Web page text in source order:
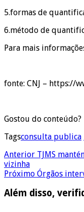
5.formas de
6.método de
Para mais
fonte: CNJ – https://
Gostou do conteúdo?
Tagsconsulta publica
Anterior TJMS
vizinha
Próximo Órgãos
Além disso,